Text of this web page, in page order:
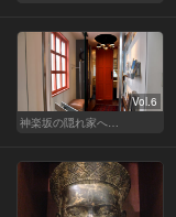
Vol.6
神楽坂の隠れ家へ…